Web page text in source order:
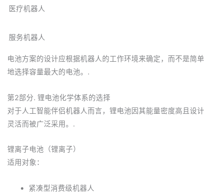
医疗机器人
服务机器人
电池方案的设计应根据机器人的工作环境来确定，而不是简单
地选择容量最大的电池。.
第2部分. 锂电池化学体系的选择
对于人工智能伴侣机器人而言，锂电池因其能量密度高且设计
灵活而被广泛采用。.
锂离子电池（锂离子）
适用对象：
紧凑型消费级机器人